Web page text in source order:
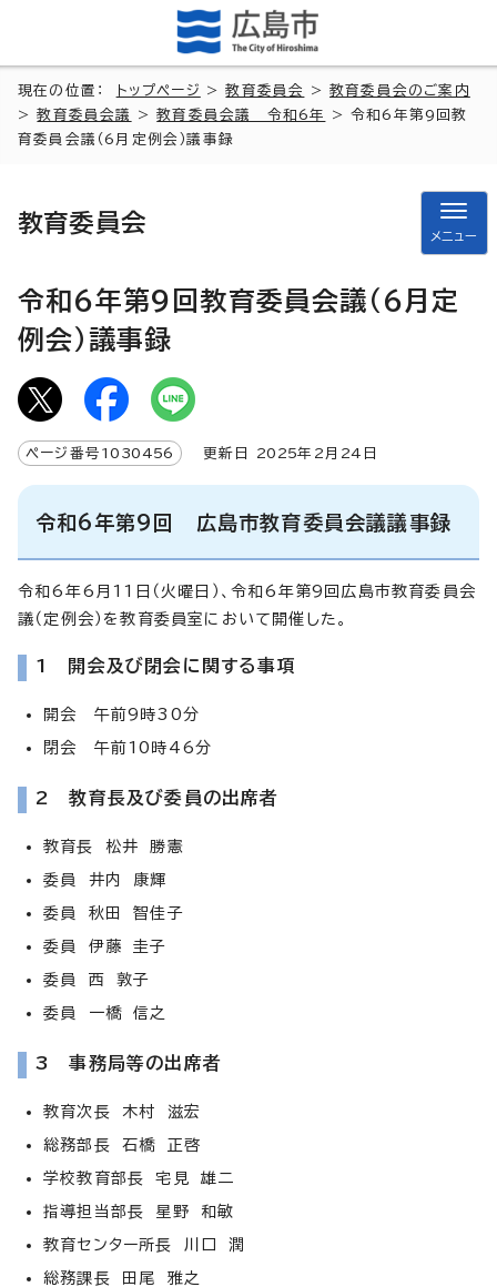
現在の位置： トップページ >教育委員会 >教育委員会のご案内
>教育委員会議 >教育委員会議 令和6年
> 令和6年第9回教
育委員会議（6月定例会）議事録
教育委員会
メニュー
令和6年第9回教育委員会議（6月定
例会）議事録
ページ番号 1030456 更新日 2025年2月 24 日
令和6年第9回 広島市教育委員会議議事録
令和6年6月11日（火曜日）、令和6年第9回広島市教育委員会
議（定例会）を教育委員室において開催した。
1 開会及び閉会に関する事項
開会 午前9時30分
閉会 午前10時46分
2 教育長及び委員の出席者
教育長 松井 勝憲
委員 井内 康輝
委員 秋田 智佳子
委員 伊藤 圭子
委員 西 敦子
委員 一橋 信之
3 事務局等の出席者
教育次長 木村 滋宏
総務部長 石橋 正啓
学校教育部長 宅見 雄二
指導担当部長 星野 和敏
教育センター所長 川口 潤
総務課長 田尾 雅之